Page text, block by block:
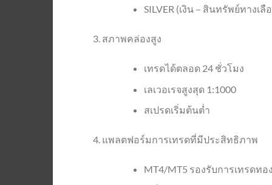
SILVER (เงิน – สินทรัพย์ทางเ
สภาพคล่องสูง
เทรดได้ตลอด 24 ชั่วโมง
เลเวอเรจสูงสุด 1:1000
สเปรดเริ่มต้นต่ำ
แพลตฟอร์มการเทรดที่มีประสิทธิภาพ
MT4/MT5 รองรับการเทรดทอง